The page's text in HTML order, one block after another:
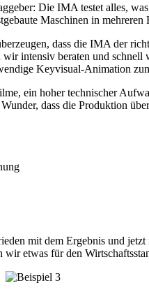
Die IMA testet alles,
Maschinen in
dass die IMA der
intensiv beraten und
Keyvisual-Animation
ein hoher technischer
dass die Produktion
mit dem Ergebnis und jetzt
etwas für den